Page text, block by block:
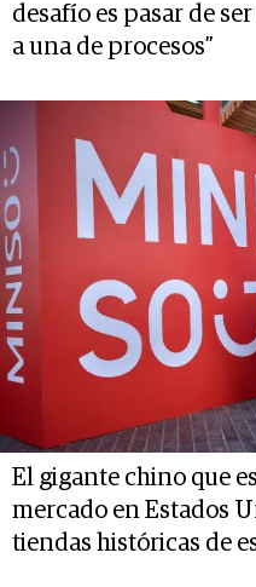
desafío es pasar de
a una de procesos”
El gigante chino que
mercado en Estados
tiendas históricas de